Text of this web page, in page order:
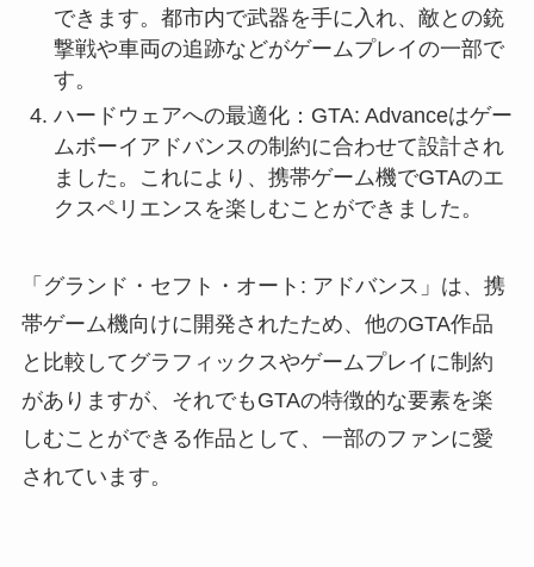
できます。都市内で武器を手に入れ、敵との銃
撃戦や車両の追跡などがゲームプレイの一部で
す。
ハードウェアへの最適化：GTA: Advanceはゲー
ムボーイアドバンスの制約に合わせて設計され
ました。これにより、携帯ゲーム機でGTAのエ
クスペリエンスを楽しむことができました。
「グランド・セフト・オート: アドバンス」は、携
帯ゲーム機向けに開発されたため、他のGTA作品
と比較してグラフィックスやゲームプレイに制約
がありますが、それでもGTAの特徴的な要素を楽
しむことができる作品として、一部のファンに愛
されています。